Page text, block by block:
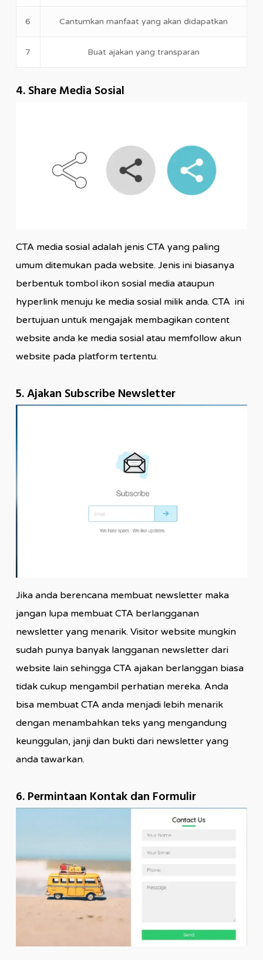
6 Cantumkan manfaat yang akan didapatkan
7 Buat ajakan yang transparan
4. Share Media Sosial
CTA media sosial adalah jenis CTA yang paling
umum ditemukan pada website. Jenis ini biasanya
berbentuk tombol ikon sosial media ataupun
hyperlink menuju ke media sosial milik anda. CTA ini
bertujuan untuk mengajak membagikan content
website anda ke media sosial atau memfollow akun
website pada platform tertentu.
5. Ajakan Subscribe Newsletter
Jika anda berencana membuat newsletter maka
jangan lupa membuat CTA berlangganan
newsletter yang menarik. Visitor website mungkin
sudah punya banyak langganan newsletter dari
website lain sehingga CTA ajakan berlanggan biasa
tidak cukup mengambil perhatian mereka. Anda
bisa membuat CTA anda menjadi lebih menarik
dengan menambahkan teks yang mengandung
keunggulan, janji dan bukti dari newsletter yang
anda tawarkan.
6. Permintaan Kontak dan Formulir